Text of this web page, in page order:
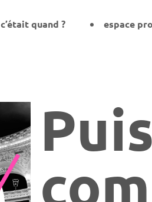
c’était quand ? espace